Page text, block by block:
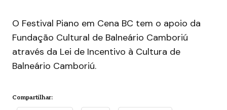
O Festival Piano em Cena BC tem o apoio da
Fundação Cultural de Balneário Camboriú
através da Lei de Incentivo à Cultura de
Balneário Camboriú.
Compartilhar: